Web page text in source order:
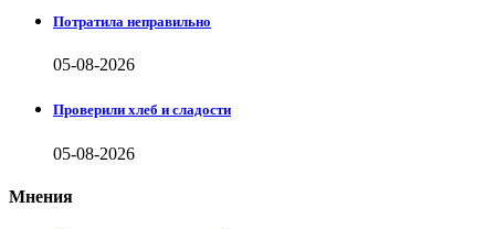
Потратила неправильно
05-08-2026
Проверили хлеб и сладости
05-08-2026
Мнения